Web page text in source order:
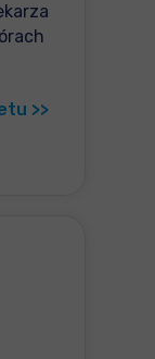
>>